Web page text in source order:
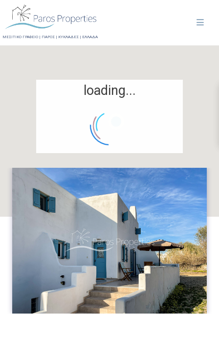
ΜΕΣΙΤΙΚΟ ΓΡΑΦΕΙΟ | ΠΑΡΟΣ | ΚΥΚΛΑΔΕΣ | ΕΛΛΑΔΑ
loading...